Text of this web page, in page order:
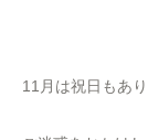
11月は祝日もあ